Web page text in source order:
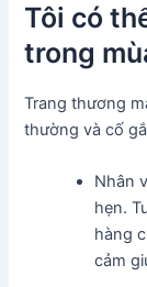
Tôi có
trong
Trang thương
thường và cố
Nhân
hẹn.
hàng
cảm